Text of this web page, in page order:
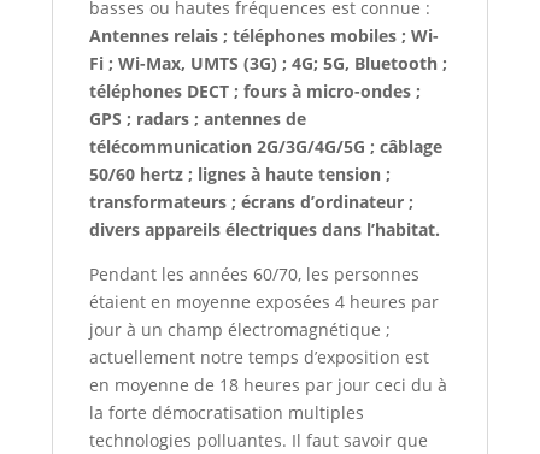
basses ou hautes fréquences est connue :
Antennes relais ; téléphones mobiles ; Wi-
Fi ; Wi-Max, UMTS (3G) ; 4G; 5G, Bluetooth ;
téléphones DECT ; fours à micro-ondes ;
GPS ; radars ; antennes de
télécommunication 2G/3G/4G/5G ; câblage
50/60 hertz ; lignes à haute tension ;
transformateurs ; écrans d’ordinateur ;
divers appareils électriques dans l’habitat.
Pendant les années 60/70, les personnes
étaient en moyenne exposées 4 heures par
jour à un champ électromagnétique ;
actuellement notre temps d’exposition est
en moyenne de 18 heures par jour ceci du à
la forte démocratisation multiples
technologies polluantes. Il faut savoir que